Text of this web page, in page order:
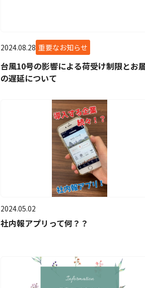
2024.08.28 重要なお知らせ
台風10号の影響による荷受け制限とお
の遅延について
2024.05.02
社内報アプリって何？？